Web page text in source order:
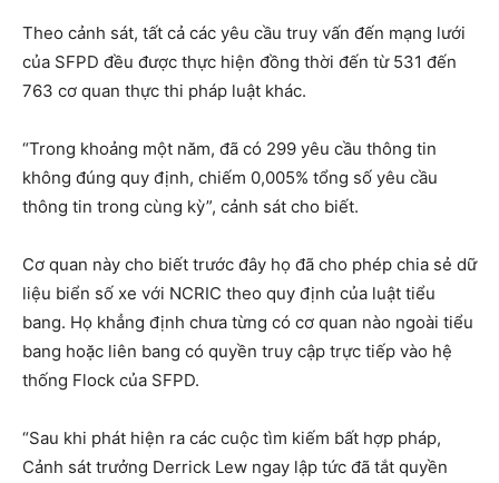
Theo cảnh sát, tất cả các yêu cầu truy vấn đến mạng lưới
của SFPD đều được thực hiện đồng thời đến từ 531 đến
763 cơ quan thực thi pháp luật khác.
“Trong khoảng một năm, đã có 299 yêu cầu thông tin
không đúng quy định, chiếm 0,005% tổng số yêu cầu
thông tin trong cùng kỳ”, cảnh sát cho biết.
Cơ quan này cho biết trước đây họ đã cho phép chia sẻ dữ
liệu biển số xe với NCRIC theo quy định của luật tiểu
bang. Họ khẳng định chưa từng có cơ quan nào ngoài tiểu
bang hoặc liên bang có quyền truy cập trực tiếp vào hệ
thống Flock của SFPD.
“Sau khi phát hiện ra các cuộc tìm kiếm bất hợp pháp,
Cảnh sát trưởng Derrick Lew ngay lập tức đã tắt quyền